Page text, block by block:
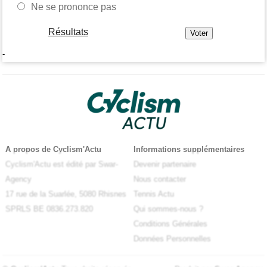
Ne se prononce pas
Résultats
-
A propos de Cyclism'Actu
Cyclism'Actu est édité par Swar-
Agency
17 rue de la Suarlée, 5080 Rhisnes
SPRLS BE 0836.273.820
Informations supplémentaires
Devenir partenaire
Nous contacter
Tennis Actu
Qui sommes-nous ?
Conditions Générales
Données Personnelles